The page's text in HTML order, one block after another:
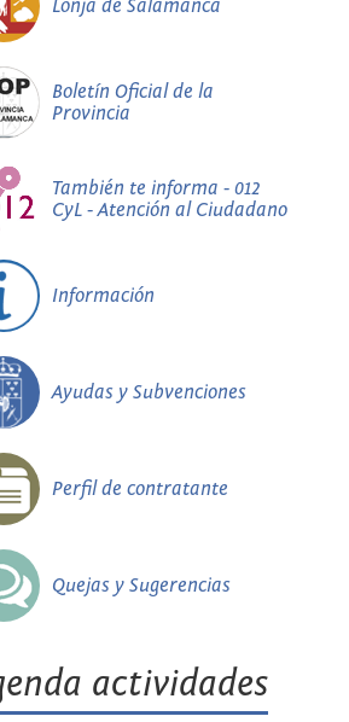
Lonja de Salamanca
Boletín Oficial de la
Provincia
También te informa - 012
CyL - Atención al Ciudadano
Información
Ayudas y Subvenciones
Perfil de contratante
Quejas y Sugerencias
actividades